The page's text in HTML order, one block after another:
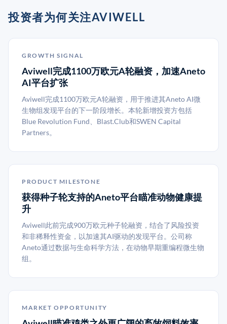
投资者为何关注AVIWELL
GROWTH SIGNAL
Aviwell完成1100万欧元A轮融资，加速Aneto
AI平台扩张
Aviwell完成1100万欧元A轮融资，用于推进其Aneto AI微
生物组发现平台的下一阶段增长。本轮新增投资方包括
Blue Revolution Fund、Blast.Club和SWEN Capital
Partners。
PRODUCT MILESTONE
获得种子轮支持的Aneto平台瞄准动物健康提
升
Aviwell此前完成900万欧元种子轮融资，结合了风险投资
和非稀释性资金，以加速其AI驱动的发现平台。公司称
Aneto通过数据与生命科学方法，在动物早期重编程微生物
组。
MARKET OPPORTUNITY